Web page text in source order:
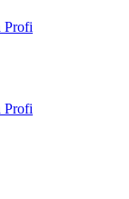
Profi
Profi